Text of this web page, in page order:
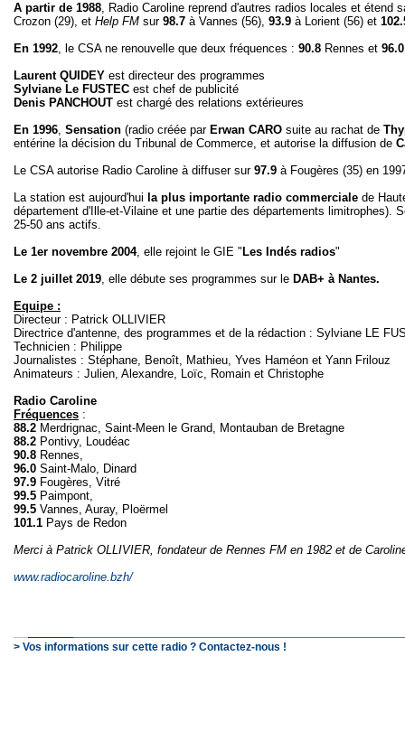
A partir de 1988, Radio Caroline reprend d'autres radios locales et étend
Crozon (29), et Help FM sur 98.7 à Vannes (56), 93.9 à Lorient (56) et
En 1992, le CSA ne renouvelle que deux fréquences : 90.8 Rennes et 96.0
Laurent QUIDEY est directeur des programmes
Sylviane Le FUSTEC est chef de publicité
Denis PANCHOUT est chargé des relations extérieures
En 1996, Sensation (radio créée par Erwan CARO suite au rachat de
entérine la décision du Tribunal de Commerce, et autorise la diffusion de
Le CSA autorise Radio Caroline à diffuser sur 97.9 à Fougères (35) en
La station est aujourd'hui la plus importante radio commerciale de
département d'Ille-et-Vilaine et une partie des départements
25-50 ans actifs.
Le 1er novembre 2004, elle rejoint le GIE " Les Indés radios"
Le 2 juillet 2019, elle débute ses programmes sur le DAB+ à Nantes.
Equipe :
Directeur : Patrick OLLIVIER
Directrice d'antenne, des programmes et de la rédaction : Sylviane LE
Technicien : Philippe
Journalistes : Stéphane, Benoît, Mathieu, Yves Haméon et Yann Frilouz
Animateurs : Julien, Alexandre, Loïc, Romain et Christophe
Radio Caroline
Fréquences :
88.2 Merdrignac, Saint-Meen le Grand, Montauban de Bretagne
88.2 Pontivy, Loudéac
90.8 Rennes,
96.0 Saint-Malo, Dinard
97.9 Fougères, Vitré
99.5 Paimpont,
99.5 Vannes, Auray, Ploërmel
101.1 Pays de Redon
Merci à Patrick OLLIVIER, fondateur de Rennes FM en 1982 et de
www.radiocaroline.bzh/
> Vos informations sur cette radio ? Contactez-nous !